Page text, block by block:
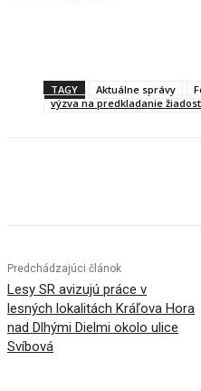
TAGY Aktuálne správy
výzva na predkladanie
Predchádzajúci článok
Lesy SR avizujú práce v
lesných lokalitách Kráľova Hora
nad Dlhými Dielmi okolo ulice
Svíbová